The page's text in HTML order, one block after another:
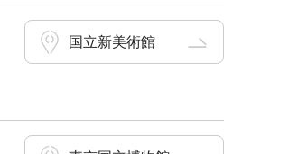
国立新美術館